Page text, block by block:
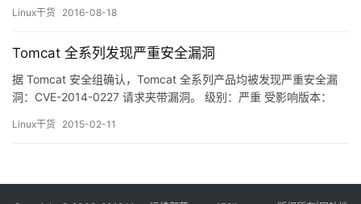
原理和用法都不相同，一下将这对这两种搜索工具的使用进行分
Linux干货 2016-08-18
Tomcat 全系列发现严重安全漏洞
据 Tomcat 安全组确认，Tomcat 全系列产品均被发现严重安全漏
洞：CVE-2014-0227 请求夹带漏洞。 级别：严重 受影响版本：
7.0.54 Apache Tomcat 6.0.0 to 6.0.41 描述：可以通过构造一个
Linux干货 2015-02-11